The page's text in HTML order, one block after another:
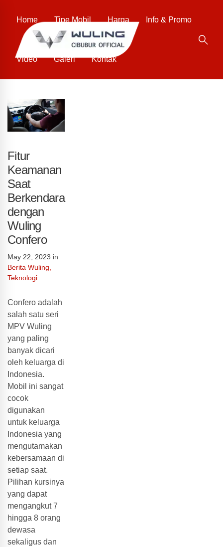
Home Tipe Mobil Harga Info & Promo
Video Galeri Kontak
Fitur
Keamanan
Saat
Berkendara
dengan
Wuling
Confero
May 22, 2023 in
Berita Wuling
Teknologi
Confero adalah
salah satu seri
MPV Wuling
yang paling
banyak dicari
oleh keluarga di
Indonesia.
Mobil ini sangat
cocok
digunakan
untuk keluarga
Indonesia yang
mengutamakan
kebersamaan di
setiap saat.
Pilihan kursinya
yang dapat
mengangkut 7
hingga 8 orang
dewasa
sekaligus dan